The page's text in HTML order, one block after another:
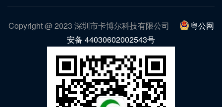
Copyright @ 2023 深圳市卡博尔科技有限公司
粤公网
安备 44030602002543号